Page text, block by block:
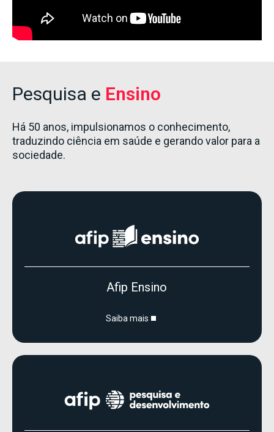
Pesquisa e Ensino
Há 50 anos, impulsionamos o conhecimento,
traduzindo ciência em saúde e gerando valor para a
sociedade.
Afip Ensino
Saiba mais